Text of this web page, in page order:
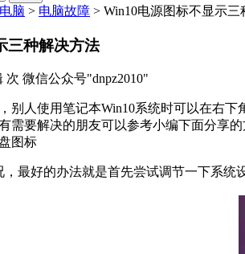
电脑 > 电脑故障 > Win10电源图标不显示三
三种解决方法
次 微信公众号"dnpz2010"
别人使用笔记本Win10系统时可以在右
需要解决的朋友可以参考小编下面分享的
图标
最好的办法就是首先尝试调节一下系